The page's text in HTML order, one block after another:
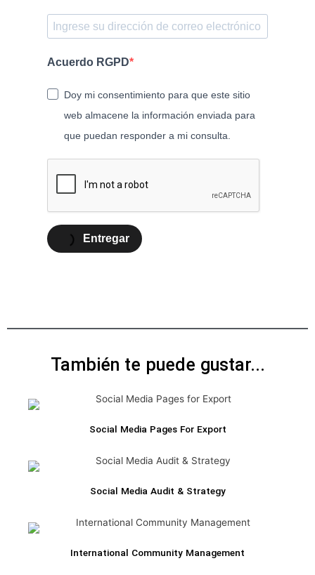
Acuerdo RGPD
Doy mi consentimiento para que este sitio
web almacene la información enviada para
que puedan responder a mi consulta.
Entregar
También te puede gustar...
Social Media Pages For Export
Social Media Audit & Strategy
International Community Management